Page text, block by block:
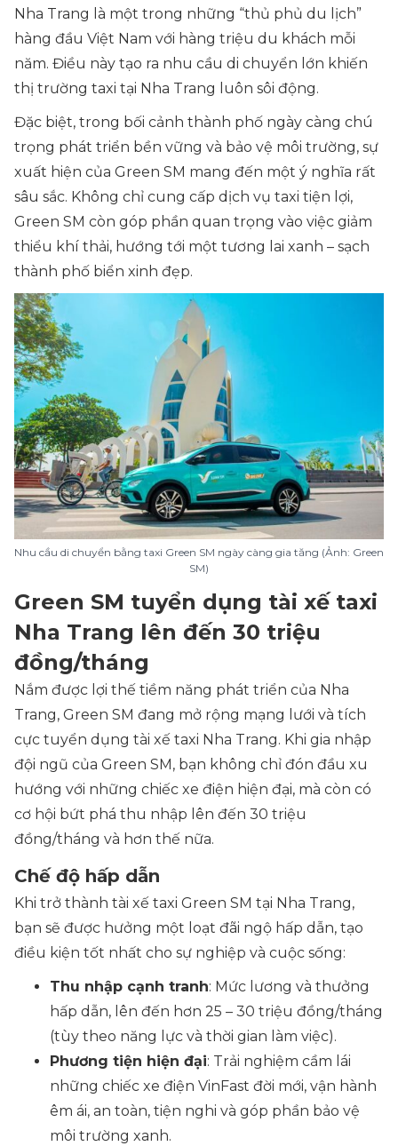
Nha Trang là một trong những “thủ phủ du lịch”
hàng đầu Việt Nam với hàng triệu du khách mỗi
năm. Điều này tạo ra nhu cầu di chuyển lớn khiến
thị trường taxi tại Nha Trang luôn sôi động.
Đặc biệt, trong bối cảnh thành phố ngày càng chú
trọng phát triển bền vững và bảo vệ môi trường, sự
xuất hiện của Green SM mang đến một ý nghĩa rất
sâu sắc. Không chỉ cung cấp dịch vụ taxi tiện lợi,
Green SM còn góp phần quan trọng vào việc giảm
thiểu khí thải, hướng tới một tương lai xanh – sạch
thành phố biển xinh đẹp.
Nhu cầu di chuyển bằng taxi Green SM ngày càng gia tăng (Ảnh: Green
SM)
Green SM tuyển dụng tài xế taxi
Nha Trang lên đến 30 triệu
đồng/tháng
Nắm được lợi thế tiềm năng phát triển của Nha
Trang, Green SM đang mở rộng mạng lưới và tích
cực tuyển dụng tài xế taxi Nha Trang. Khi gia nhập
đội ngũ của Green SM, bạn không chỉ đón đầu xu
hướng với những chiếc xe điện hiện đại, mà còn có
cơ hội bứt phá thu nhập lên đến 30 triệu
đồng/tháng và hơn thế nữa.
Chế độ hấp dẫn
Khi trở thành tài xế taxi Green SM tại Nha Trang,
bạn sẽ được hưởng một loạt đãi ngộ hấp dẫn, tạo
điều kiện tốt nhất cho sự nghiệp và cuộc sống:
Thu nhập cạnh tranh: Mức lương và thưởng
hấp dẫn, lên đến hơn 25 – 30 triệu đồng/tháng
(tùy theo năng lực và thời gian làm việc).
Phương tiện hiện đại: Trải nghiệm cầm lái
những chiếc xe điện VinFast đời mới, vận hành
êm ái, an toàn, tiện nghi và góp phần bảo vệ
môi trường xanh.